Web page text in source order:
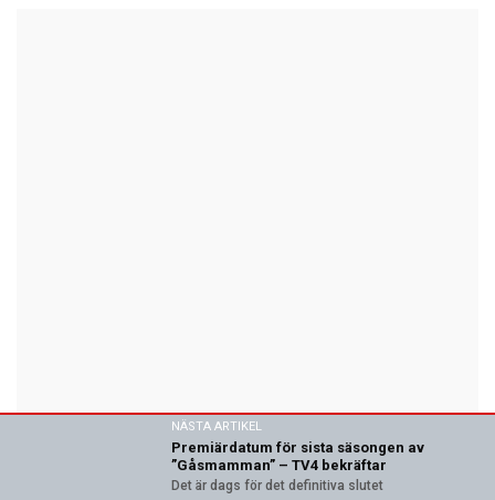
NÄSTA ARTIKEL
Premiärdatum för sista säsongen av
”Gåsmamman” – TV4 bekräftar
Det är dags för det definitiva slutet